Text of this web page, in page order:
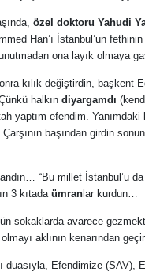
özel doktoru Yahudi
Han’ı İstanbul’un
ona layık olmaya
kılık değiştirdin, başkent
halkın diyargamdı
yaptım efendim. Yanımdaki
başından girdin
“Bu millet İstanbul’u
3 kıtada ümranlar kurdun…
sokaklarda avarece
aklının kenarından
duasıyla, Efendimize (SAV),